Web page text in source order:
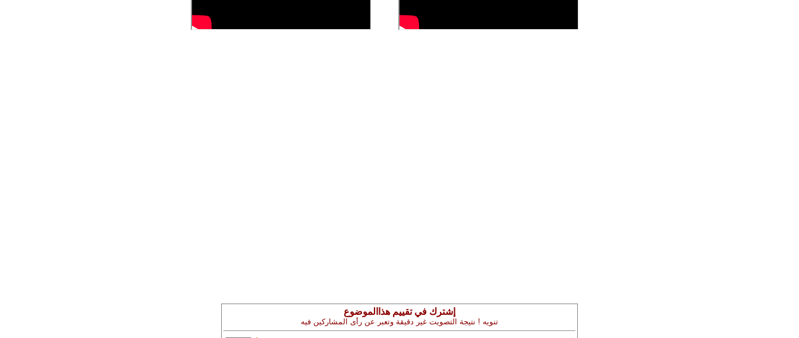
إشترك في تقييم هذاالموضوع
تنويه ! نتيجة التصويت غير دقيقة وتعبر عن رأى المشاركين فيه